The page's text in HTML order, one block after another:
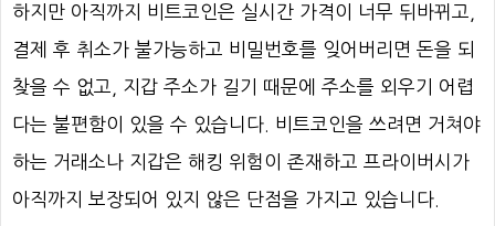
하지만 아직까지 비트코인은 실시간 가격이 너무 뒤바뀌고,
결제 후 취소가 불가능하고 비밀번호를 잊어버리면 돈을 되
찾을 수 없고, 지갑 주소가 길기 때문에 주소를 외우기 어렵
다는 불편함이 있을 수 있습니다. 비트코인을 쓰려면 거쳐야
하는 거래소나 지갑은 해킹 위험이 존재하고 프라이버시가
아직까지 보장되어 있지 않은 단점을 가지고 있습니다.